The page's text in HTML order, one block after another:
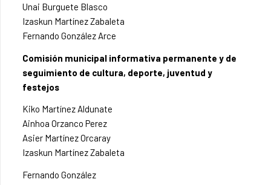
Unai Burguete Blasco
Izaskun Martínez Zabaleta
Fernando González Arce
Comisión municipal informativa permanente y de
seguimiento de cultura, deporte, juventud y
festejos
Kiko Martínez Aldunate
Ainhoa Orzanco Perez
Asier Martínez Orcaray
Izaskun Martínez Zabaleta
Fernando González